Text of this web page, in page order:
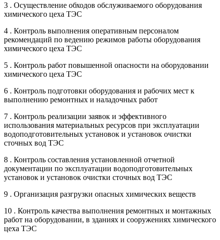
3 . Осуществление обходов обслуживаемого оборудования
химического цеха ТЭС
4 . Контроль выполнения оперативным персоналом
рекомендаций по ведению режимов работы оборудования
химического цеха ТЭС
5 . Контроль работ повышенной опасности на оборудовании
химического цеха ТЭС
6 . Контроль подготовки оборудования и рабочих мест к
выполнению ремонтных и наладочных работ
7 . Контроль реализации заявок и эффективного
использования материальных ресурсов при эксплуатации
водоподготовительных установок и установок очистки
сточных вод ТЭС
8 . Контроль составления установленной отчетной
документации по эксплуатации водоподготовительных
установок и установок очистки сточных вод ТЭС
9 . Организация разгрузки опасных химических веществ
10 . Контроль качества выполнения ремонтных и монтажных
работ на оборудовании, в зданиях и сооружениях химического
цеха ТЭС